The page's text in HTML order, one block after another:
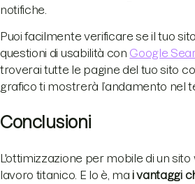
notifiche.
Puoi facilmente verificare se il tuo
questioni di usabilità con Google
troverai tutte le pagine del tuo sito
grafico ti mostrerà l’andamento nel
Conclusioni
L'ottimizzazione per mobile di un
lavoro titanico. E lo è, mai vantaggi